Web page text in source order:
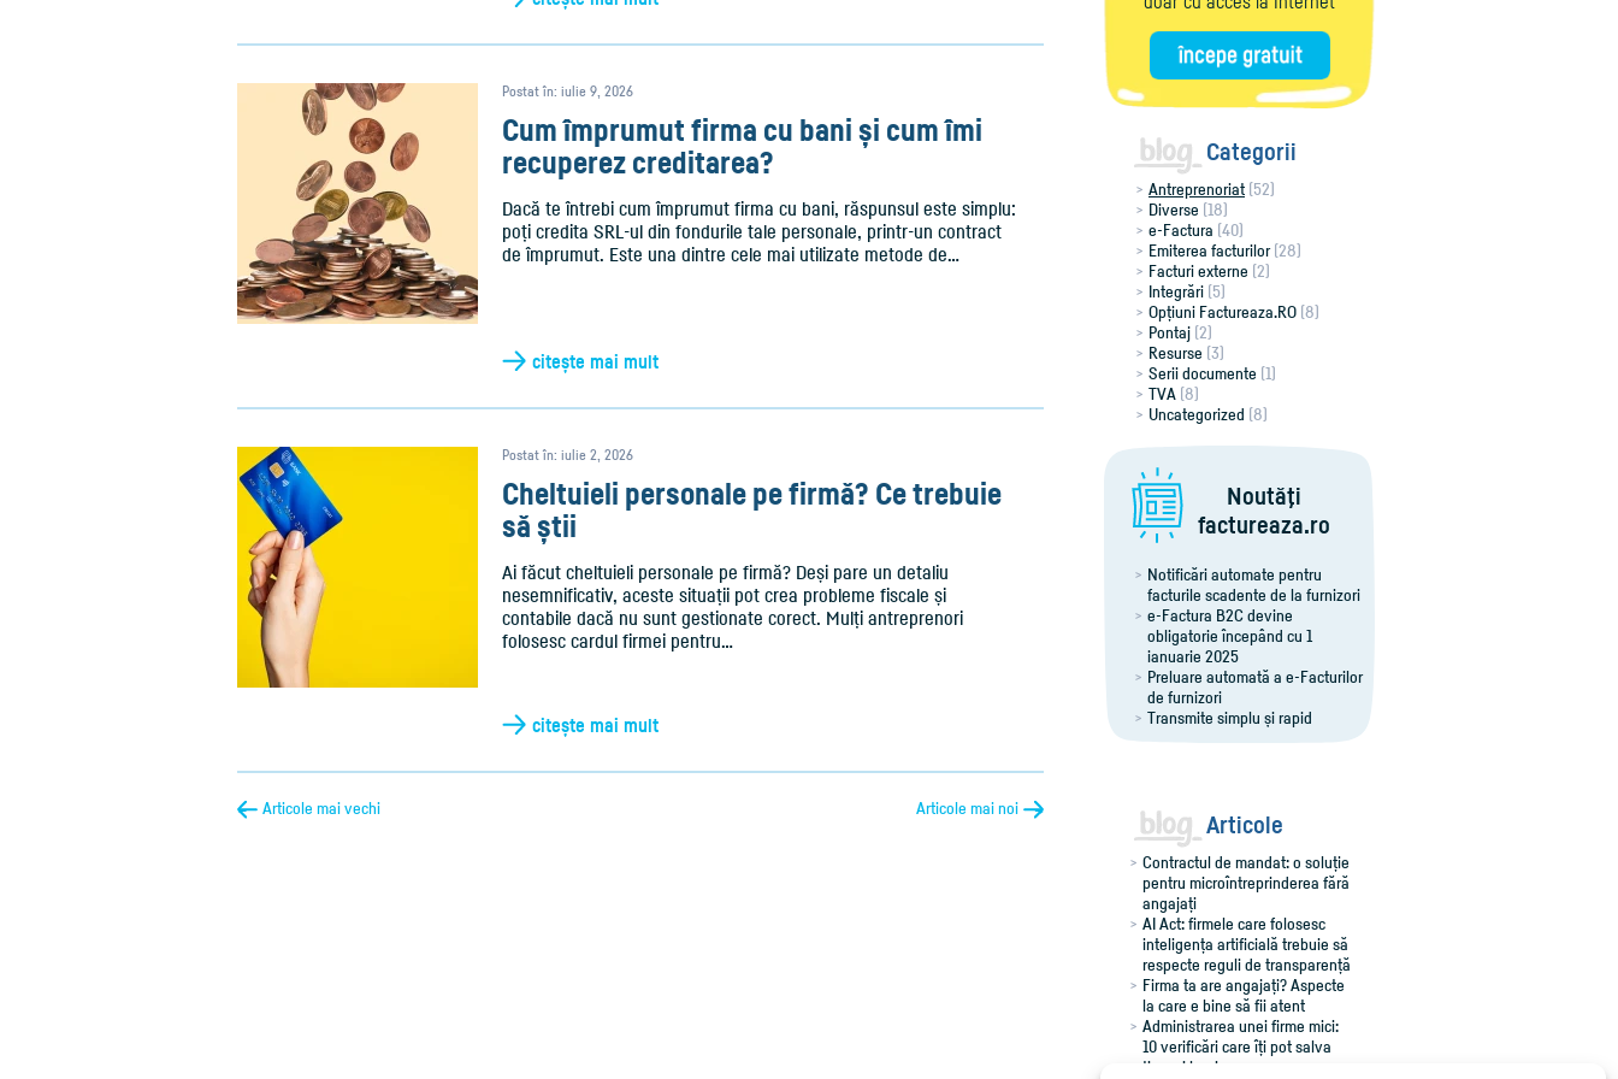
Postat în: iulie 9, 2026
Cum împrumut firma cu bani și cum îmi
recuperez creditarea?
Dacă te întrebi cum împrumut firma cu bani, răspunsul este simplu:
poți credita SRL-ul din fondurile tale personale, printr-un contract
de împrumut. Este una dintre cele mai utilizate metode de…
citește mai mult
Postat în: iulie 2, 2026
Cheltuieli personale pe firmă? Ce trebuie
să știi
Ai făcut cheltuieli personale pe firmă? Deși pare un detaliu
nesemnificativ, aceste situații pot crea probleme fiscale și
contabile dacă nu sunt gestionate corect. Mulți antreprenori
folosesc cardul firmei pentru…
citește mai mult
← Articole mai vechi Articole mai noi →
Categorii
Antreprenoriat (52)
Diverse (18)
e-Factura (40)
Emiterea facturilor(28)
Facturi externe (2)
Integrări (5)
Opțiuni Factureaza.RO (8)
Pontaj (2)
Resurse (3)
Serii documente (1)
TVA (8)
Uncategorized (8)
Noutăţi
factureaza.ro
Notificări automate pentru
facturile scadente de la furnizori
e-Factura B2C devine
obligatorie începând cu 1
ianuarie 2025
Preluare automată a e-Facturilor
de furnizori
Transmite simplu și rapid
notificările RO e-Transport
adaptat
Articole
Contractul de mandat: o soluție
pentru microîntreprinderea fără
angajați
AI Act: firmele care folosesc
inteligența artificială trebuie să
respecte reguli de transparență
Firma ta are angajați? Aspecte
la care e bine să fii atent
Administrarea unei firme mici:
10 verificări care îți pot salva
timp și bani